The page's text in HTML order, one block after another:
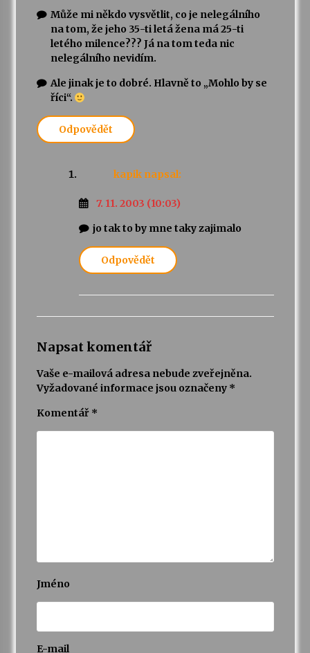
Může mi někdo vysvětlit, co je nelegálního
na tom, že jeho 35-ti letá žena má 25-ti
letého milence??? Já na tom teda nic
nelegálního nevidím.
Ale jinak je to dobré. Hlavně to „Mohlo by se
říci“.
Odpovědět
kapik napsal:
7. 11. 2003 (10:03)
jo tak to by mne taky zajimalo
Odpovědět
Napsat komentář
Vaše e-mailová adresa nebude zveřejněna.
Vyžadované informace jsou označeny *
Komentář *
Jméno
E-mail